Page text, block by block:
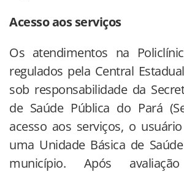
Acesso aos serviços
Os atendimentos na
regulados pela Central
sob responsabilidade da
de Saúde Pública do Pará
acesso aos serviços, o
uma Unidade Básica de
município. Após